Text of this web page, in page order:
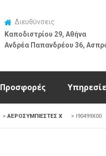
Διευθύνσεις
Καποδιστρίου 29, Αθήνα
Ανδρέα Παπανδρέου 36,
Προσφορές
>ΑΕΡΟΣΥΜΠΙΕΣΤΕΣ X > I90499X00